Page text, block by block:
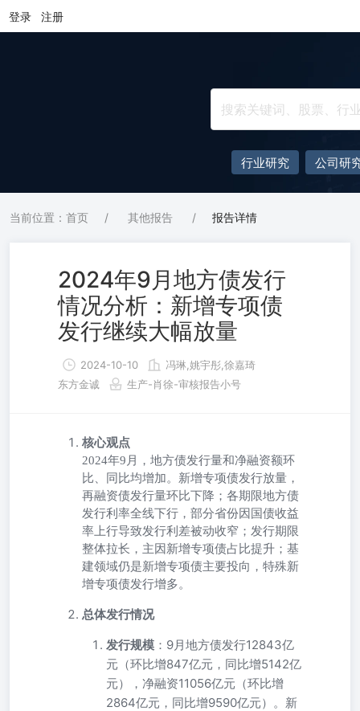
登录 注册
行业研究 公司研
当前位置：首页 / 其他报告 / 报告详情
2024年9月地方债发行
情况分析：新增专项债
发行继续大幅放量
2024-10-10
冯琳,姚宇彤,徐嘉琦
东方金诚
生产-肖徐-审核报告小号
核心观点
2024年9月，地方债发行量和净融资额环
比、同比均增加。新增专项债发行放量，
再融资债发行量环比下降；各期限地方债
发行利率全线下行，部分省份因国债收益
率上行导致发行利差被动收窄；发行期限
整体拉长，主因新增专项债占比提升；基
建领域仍是新增专项债主要投向，特殊新
增专项债发行增多。
总体发行情况
发行规模 ：9月地方债发行12843亿
元（环比增847亿元，同比增5142亿
元），净融资11056亿元（环比增
2864亿元，同比增9590亿元）。新